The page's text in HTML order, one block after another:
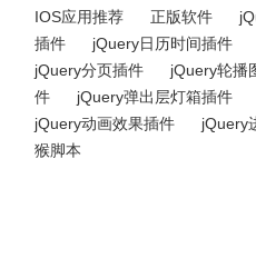
IOS应用推荐
正版软件
插件
jQuery日历时间插件
jQuery分页插件
jQuery轮播
件
jQuery弹出层灯箱插件
jQuery动画效果插件
jQuery
猴脚本